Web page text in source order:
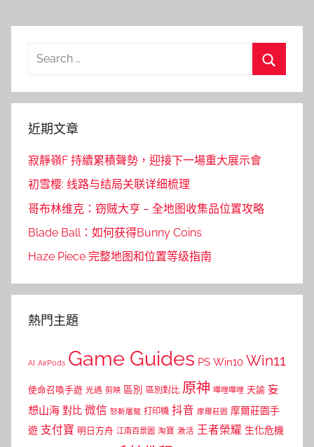
Search
近期文章
寂靜嶺F 持續累積聲勢，迎接下一場重大展示會
初雪樱: 线路与结局关联详细梳理
哥布林维克：窃贼大亨 – 全地图收集品位置攻略
Blade Ball：如何获得Bunny Coins
Haze Piece 完整地图和位置等级指南
熱門主題
AI AirPods Game Guides PS Win10 Win11
使命召喚手遊 光遇 剪映 區別 區別對比 原神 嗶哩嗶哩 天諭 妄
想山海 對比 微信 怒斬屠龍 打印機 抖音 摩爾莊園 摩爾莊園手
遊 支付寶 明日方舟 江南百景圖 淘寶 激活 王者榮耀 生化危機